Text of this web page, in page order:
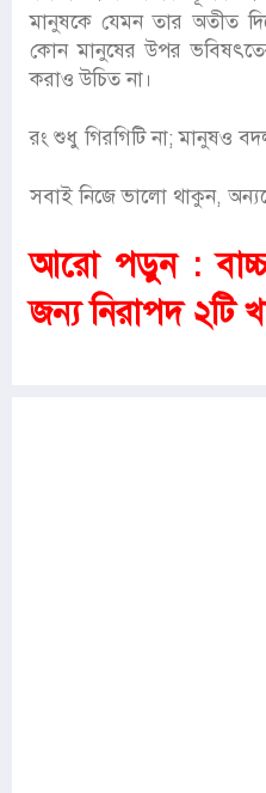
মানুষকে যেমন তার অতীত
কোন মানুষের উপর
করাও উচিত না।
রং শুধু গিরগিটি না; মানুষও
সবাই নিজে ভালো থাকুন,
আরো পড়ুন :
জন্য নিরাপদ ২টি